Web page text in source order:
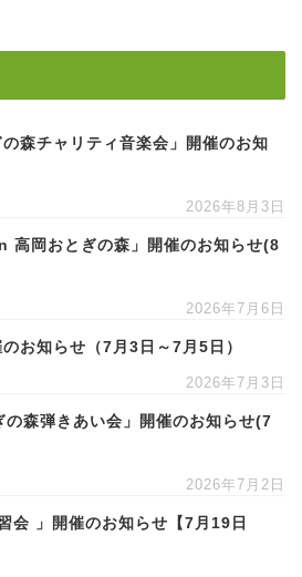
の森チャリティ音楽会」開催のお知
2026年8月3日
高岡おとぎの森」開催のお知らせ(8
2026年7月6日
のお知らせ（7月3日～7月5日）
2026年7月3日
の森弾きあい会」開催のお知らせ(7
2026年7月2日
会 」開催のお知らせ【7月19日